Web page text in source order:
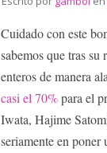
Cuidado con este
sabemos que tras
enteros de manera
casi el 70%para el
Iwata, Hajime
seriamente en